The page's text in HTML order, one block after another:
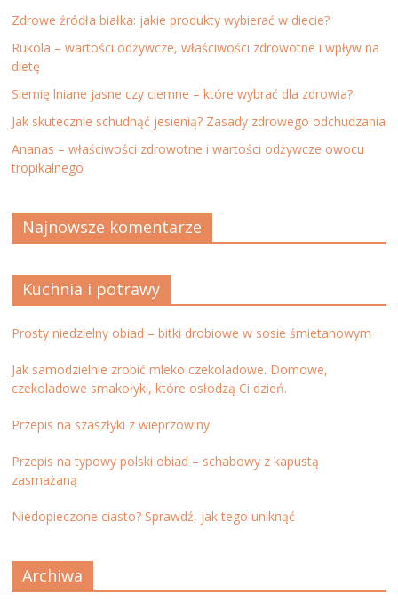
Zdrowe źródła białka: jakie produkty wybierać w diecie?
Rukola – wartości odżywcze, właściwości zdrowotne i wpływ na
dietę
Siemię lniane jasne czy ciemne – które wybrać dla zdrowia?
Jak skutecznie schudnąć jesienią? Zasady zdrowego odchudzania
Ananas – właściwości zdrowotne i wartości odżywcze owocu
tropikalnego
Najnowsze komentarze
Kuchnia i potrawy
Prosty niedzielny obiad – bitki drobiowe w sosie śmietanowym
Jak samodzielnie zrobić mleko czekoladowe. Domowe,
czekoladowe smakołyki, które osłodzą Ci dzień.
Przepis na szaszłyki z wieprzowiny
Przepis na typowy polski obiad – schabowy z kapustą
zasmażaną
Niedopieczone ciasto? Sprawdź, jak tego uniknąć
Archiwa